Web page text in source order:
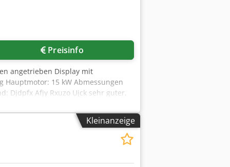
Preisinfo
angetrieben Display mit
Hauptmotor: 15 kW Abmessungen
Djdpfx Afjy Rxuzo Ujck sehr guter,
Kleinanzeige